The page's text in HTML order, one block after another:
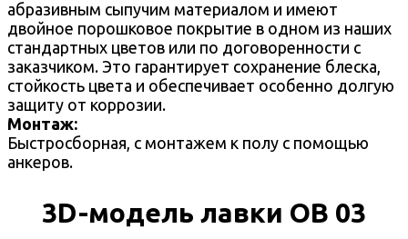
абразивным сыпучим материалом и имеют
двойное порошковое покрытие в одном из наших
стандартных цветов или по договоренности с
заказчиком. Это гарантирует сохранение блеска,
стойкость цвета и обеспечивает особенно долгую
защиту от коррозии.
Монтаж:
Быстросборная, с монтажем к полу с помощью
анкеров.
3D-модель лавки ОВ 03